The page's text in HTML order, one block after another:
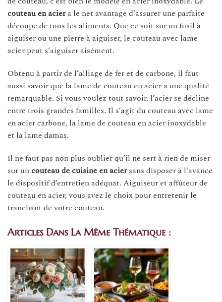
couteau en aciera le net avantage d’assurer une parfaite
découpe de tous les aliments. Que ce soit sur un fusil à
aiguiser ou une pierre à aiguiser, le couteau avec lame
acier peut s’aiguiser aisément.
Obtenu à partir de l’alliage de fer et de carbone, il faut
aussi savoir que la lame de couteau en acier a une qualité
remarquable. Si vous voulez tout savoir, l’acier se décline
entre trois grandes familles. Il s’agit du couteau avec lame
en acier carbone, la lame de couteau en acier inoxydable
et la lame damas.
Il ne faut pas non plus oublier qu’il ne sert à rien de miser
sur uncouteau de cuisine en aciersans disposer à l’avance
le dispositif d’entretien adéquat. Aiguiseur et affûteur de
couteau en acier, vous avez le choix pour entretenir le
tranchant de votre couteau.
Articles Dans La Même Thématique :